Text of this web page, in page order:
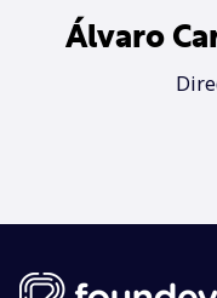
Álvaro